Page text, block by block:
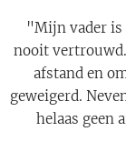
"Mijn vader is
nooit
afstand en
geweigerd.
helaas geen